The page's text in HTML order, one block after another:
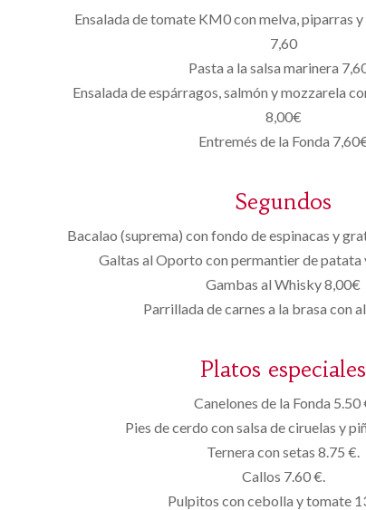
Ensalada de tomate KM0 con melva, piparras
7,60
Pasta a la salsa marinera
Ensalada de espárragos, salmón y mozzarela
8,00€
Entremés de la Fonda
Segundos
Bacalao (suprema) con fondo de espinacas y
Galtas al Oporto con permantier de patata
Gambas al Whisky 8,00€
Parrillada de carnes a la brasa con
Platos especiales
Canelones de la Fonda 5.50
Pies de cerdo con salsa de ciruelas y
Ternera con setas 8.75 €.
Callos 7.60 €.
Pulpitos con cebolla y tomate